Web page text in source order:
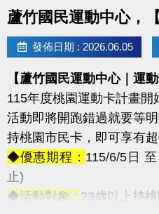
蘆竹國民運動中心，
發佈日期 : 2026.06.05
【蘆竹國民運動中心｜運
115年度桃園運動卡計畫開
活動即將開跑錯過就要等
持桃園市民卡，即可享有
◆優惠期程：115/6/5日
止)
◆活動對象 :23歲以上持